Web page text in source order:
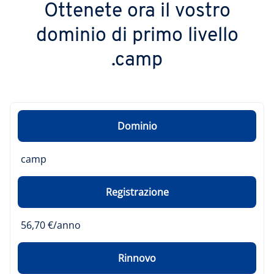
Ottenete ora il vostro
dominio di primo livello
.camp
Dominio
camp
Registrazione
56,70 €/anno
Rinnovo